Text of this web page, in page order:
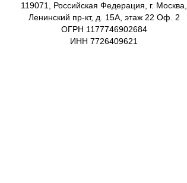
119071, Российская Федерация, г. Москва,
Ленинский пр-кт, д. 15А, этаж 22 Оф. 2
ОГРН 1177746902684
ИНН 7726409621